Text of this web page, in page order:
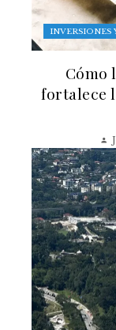
INVERSIONES
Cómo
fortalece